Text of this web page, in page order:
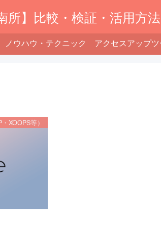
所】比較・検証・活用方法
ノウハウ・テクニック アクセスアップ
XOOPS等）